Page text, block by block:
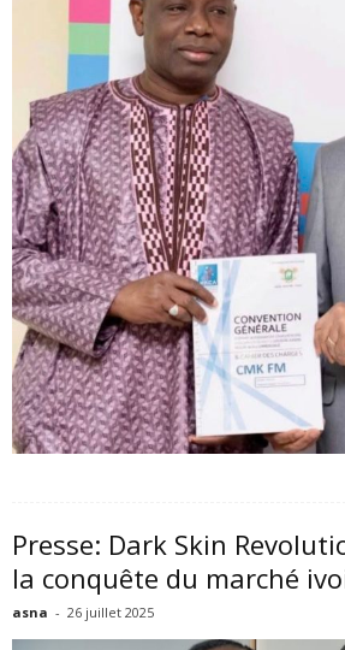
Presse: Dark Skin
la conquête du marché
asna - 26 juillet 2025